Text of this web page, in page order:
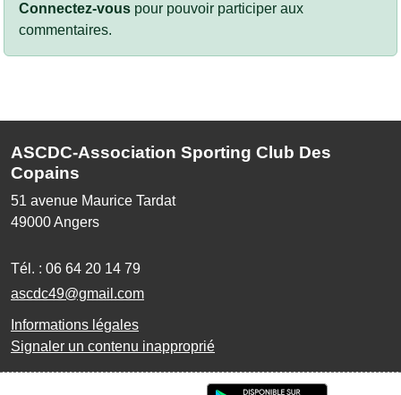
Connectez-vous pour pouvoir participer aux
commentaires.
ASCDC-Association Sporting Club Des
Copains
51 avenue Maurice Tardat
49000Angers
Tél. : 06 64 20 14 79
ascdc49@gmail.com
Informations légales
Signaler un contenu inapproprié